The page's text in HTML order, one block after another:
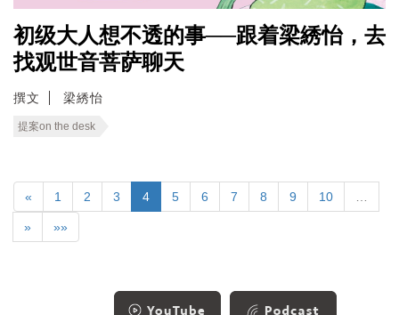
初级大人想不透的事──跟着梁綉怡，去
找观世音菩萨聊天
撰文 梁綉怡
提案on the desk
« 1 2 3 4 5 6 7 8 9 10
» »»